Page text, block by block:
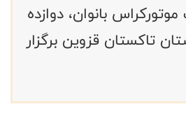
بانوان، دوازده
تاکستان قزوین برگزار